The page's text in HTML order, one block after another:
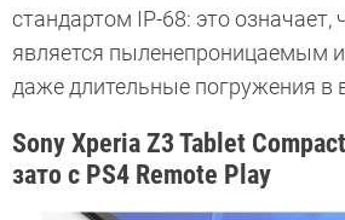
стандартом IP-68: это означает,
является пыленепроницаемым
даже длительные погружения в
Sony Xperia Z3 Tablet
зато с PS4 Remote Play